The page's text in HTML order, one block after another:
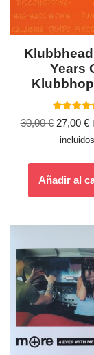
Years
Valorado
con
5.00
de 5
30,00€ 27,00 €
incluidos
Añadir al